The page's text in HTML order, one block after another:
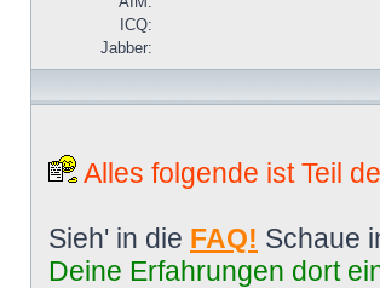
ICQ:
Jabber:
Alles folgende ist Teil
Sieh' in die FAQ! Schaue
Deine Erfahrungen dort